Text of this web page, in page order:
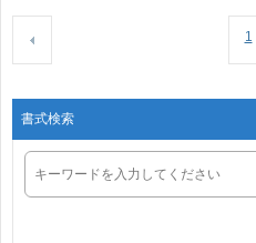
1
書式検索